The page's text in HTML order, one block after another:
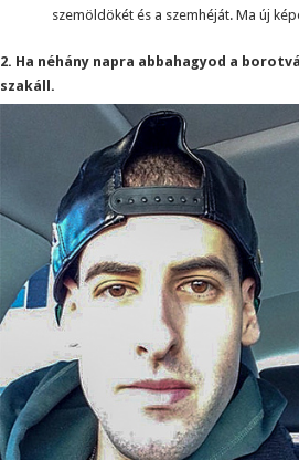
szemöldökét és a szemhéját. Ma új
2. Ha néhány napra abbahagyod a
szakáll.